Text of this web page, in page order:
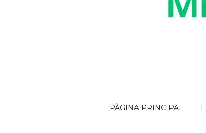
PÀGINA PRINCIPAL